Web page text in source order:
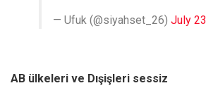
— Ufuk (@siyahset_26) July
AB ülkeleri ve Dışişleri sessiz